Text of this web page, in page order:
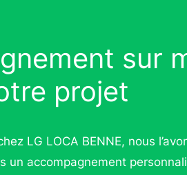
sur
projet
LG LOCA BENNE, nous
un accompagnement